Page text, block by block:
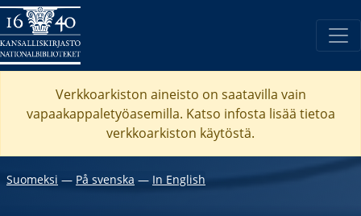
Verkkoarkiston aineisto on saatavilla vain
vapaakappaletyöasemilla. Katso infosta lisää tietoa
verkkoarkiston käytöstä.
Suomeksi ― På svenska ― In English